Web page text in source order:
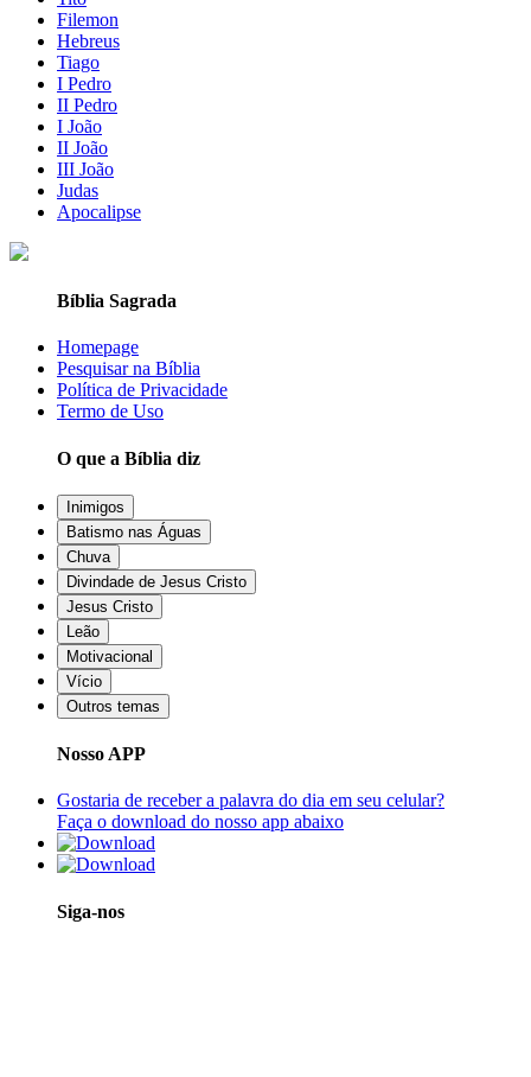
Filemon
Hebreus
Tiago
I Pedro
II Pedro
I João
II João
III João
Judas
Apocalipse
Bíblia Sagrada
Homepage
Pesquisar na Bíblia
Política de Privacidade
Termo de Uso
O que a Bíblia diz
Inimigos
Batismo nas Águas
Chuva
Divindade de Jesus Cristo
Jesus Cristo
Leão
Motivacional
Vício
Outros temas
Nosso APP
Gostaria de receber a palavra do dia em seu celular?
Faça o download do nosso app abaixo
Siga-nos